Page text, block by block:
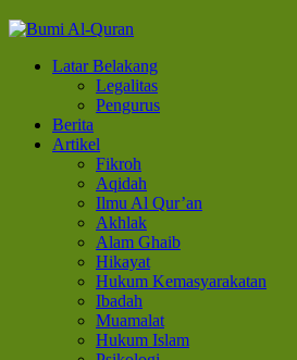
Bumi Al-Quran
Sinergi Untuk Kebahagiaan Dunia-Akhirat
Latar Belakang
Legalitas
Pengurus
Berita
Artikel
Fikroh
Aqidah
Ilmu Al Qur’an
Akhlak
Alam Ghaib
Hikayat
Hukum Kemasyarakatan
Ibadah
Muamalat
Hukum Islam